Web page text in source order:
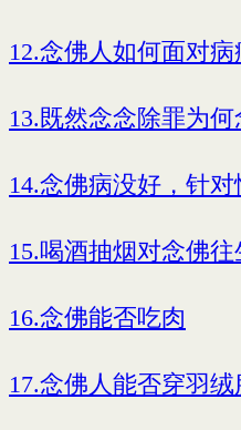
12.念佛人如何面对病
13.既然念念除罪为
14.念佛病没好，针
15.喝酒抽烟对念佛
16.念佛能否吃肉
17.念佛人能否穿羽绒